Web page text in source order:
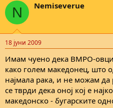
N Nemiseverue
18 јуни 2009
Имам чуено дека ВМРО-
како голем македонец, што
најмала рака, и не можам
се тврди дека оној кој е
македонско - бугарските